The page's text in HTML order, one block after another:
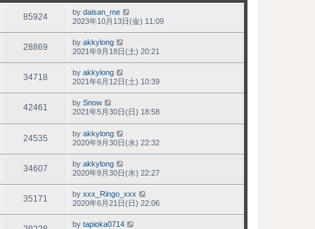
85924 by daisan_me
2023年10月13日(金) 11:09
28869 by akkylong
2021年9月18日(土) 20:21
34718 by akkylong
2021年6月12日(土) 10:39
42461 by Snow
2021年5月30日(日) 18:58
24535 by akkylong
2020年9月30日(水) 22:32
34607 by akkylong
2020年9月30日(水) 22:27
35171 by xxx_Ringo_xxx
2020年6月21日(日) 22:06
by tapioka0714